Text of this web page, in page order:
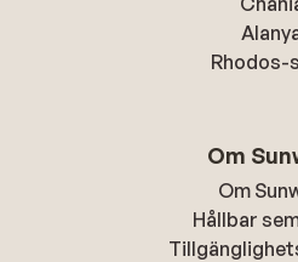
Rhodos-
Om
Om
Hållbar